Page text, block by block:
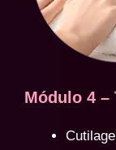
Módulo 4 –